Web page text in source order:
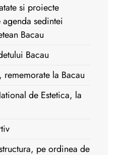
si proiecte
sedintei
Bacau
Bacau
la Bacau
de Estetica, la
pe ordinea de